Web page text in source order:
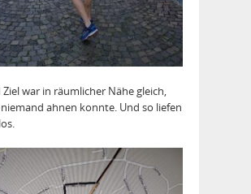
war in räumlicher Nähe gleich,
ahnen konnte. Und so liefen